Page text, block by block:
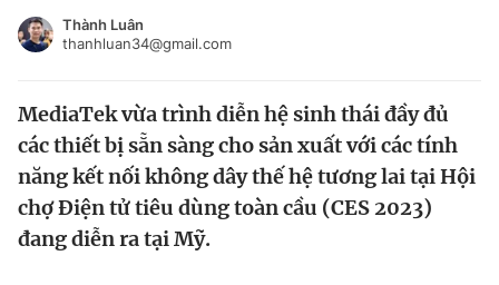
Video Magazine
Sản phẩm khác
Đăng xuất
Thành Luân
thanhluan34@gmail.com
MediaTek vừa trình diễn hệ sinh thái đầy đủ
các thiết bị sẵn sàng cho sản xuất với các tính
năng kết nối không dây thế hệ tương lai tại Hội
chợ Điện tử tiêu dùng toàn cầu (CES 2023)
đang diễn ra tại Mỹ.